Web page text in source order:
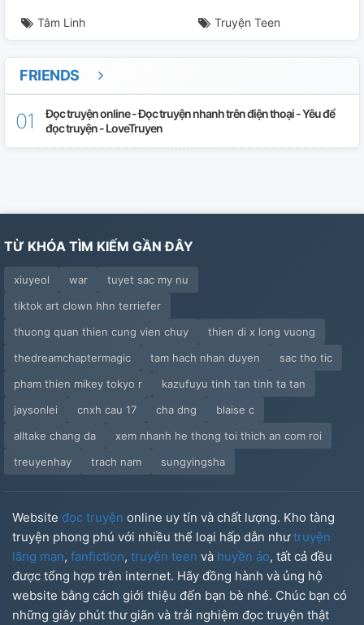
Tâm Linh Truyện Teen
FRIENDS
Đọc truyện online - Đọc truyện nhanh trên điện thoại - Yêu để
đọc truyện - LoveTruyen
TỪ KHÓA TÌM KIẾM GẦN ĐÂY
xiuyeol war
tuyet sac my nu
tiktok art clown hhn terriefer
thuong quan thien cung vien chuy
thien di x long vuong
thedreamchaptermagic
tam hach nhan duyen
sac tho tic
pham thien mikey tokyo r
kazufuyu tinh tan tinh ta tan
jaysonlei
cnxh cau 17 cha dng
blaise c
alltake chang da
xem nhanh he thong toi thich an com roi
treuyenhay
trach nam sungyingsha
Website đọc truyện online uy tín và chất lượng. Kho tàng
truyện phong phú với nhiều thể loại hấp dẫn nhưtruyện
lãng mạn, fanfiction, truyện teen và huyền ảo, tất cả đều
được tổng hợp trên internet. Hãy đồng hành và ủng hộ
website bằng cách giới thiệu đến bạn bè nhé. Chúc bạn có
những giây phút thư giãn và trải nghiệm đọc truyện thật